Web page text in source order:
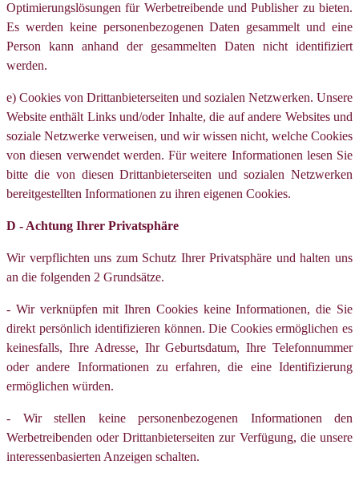
Optimierungslösungen für Werbetreibende und Publisher zu bieten.
Es werden keine personenbezogenen Daten gesammelt und eine
Person kann anhand der gesammelten Daten nicht identifiziert
werden.
e) Cookies von Drittanbieterseiten und sozialen Netzwerken. Unsere
Website enthält Links und/oder Inhalte, die auf andere Websites und
soziale Netzwerke verweisen, und wir wissen nicht, welche Cookies
von diesen verwendet werden. Für weitere Informationen lesen Sie
bitte die von diesen Drittanbieterseiten und sozialen Netzwerken
bereitgestellten Informationen zu ihren eigenen Cookies.
D - Achtung Ihrer Privatsphäre
Wir verpflichten uns zum Schutz Ihrer Privatsphäre und halten uns
an die folgenden 2 Grundsätze.
- Wir verknüpfen mit Ihren Cookies keine Informationen, die Sie
direkt persönlich identifizieren können. Die Cookies ermöglichen es
keinesfalls, Ihre Adresse, Ihr Geburtsdatum, Ihre Telefonnummer
oder andere Informationen zu erfahren, die eine Identifizierung
ermöglichen würden.
- Wir stellen keine personenbezogenen Informationen den
Werbetreibenden oder Drittanbieterseiten zur Verfügung, die unsere
interessenbasierten Anzeigen schalten.